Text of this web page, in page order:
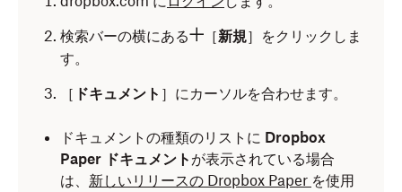
検索バーの横にある
［新規］をクリックしま
す。
［ ドキュメント ］にカーソルを合わせます。
ドキュメントの種類のリストに Dropbox
Paper ドキュメント が表示されている場合
は、 新しいリリースの Dropbox Paper を使用